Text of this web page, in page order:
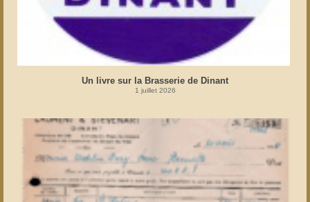
Un livre sur la Brasserie de Dinant
1 juillet 2026